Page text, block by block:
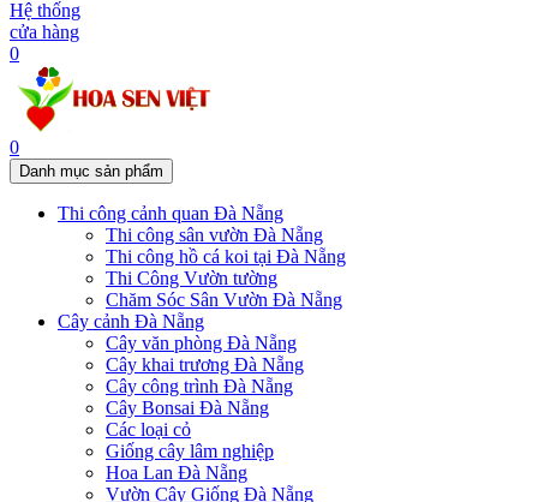
Hệ thống
cửa hàng
0
0
Danh mục sản phẩm
Thi công cảnh quan Đà Nẵng
Thi công sân vườn Đà Nẵng
Thi công hồ cá koi tại Đà Nẵng
Thi Công Vườn tường
Chăm Sóc Sân Vườn Đà Nẵng
Cây cảnh Đà Nẵng
Cây văn phòng Đà Nẵng
Cây khai trương Đà Nẵng
Cây công trình Đà Nẵng
Cây Bonsai Đà Nẵng
Các loại cỏ
Giống cây lâm nghiệp
Hoa Lan Đà Nẵng
Vườn Cây Giống Đà Nẵng